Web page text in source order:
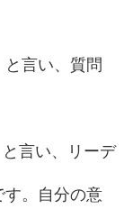
言い、質問
言い、リーデ
す。自分の意